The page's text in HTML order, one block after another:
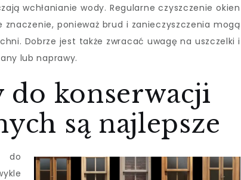
wchłanianie wody. Regularne czyszczenie okien
ponieważ brud i zanieczyszczenia mogą
Dobrze jest także zwracać uwagę na uszczelki i
lub naprawy.
do konserwacji
są najlepsze
do